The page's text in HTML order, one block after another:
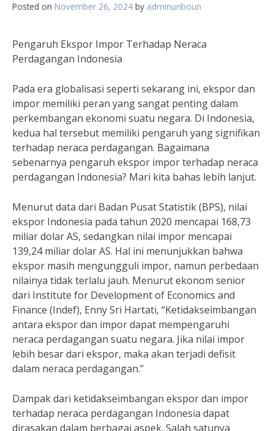
Posted on November 26, 2024 by adminunboun
Pengaruh Ekspor Impor Terhadap Neraca
Perdagangan Indonesia
Pada era globalisasi seperti sekarang ini, ekspor dan
impor memiliki peran yang sangat penting dalam
perkembangan ekonomi suatu negara. Di Indonesia,
kedua hal tersebut memiliki pengaruh yang signifikan
terhadap neraca perdagangan. Bagaimana
sebenarnya pengaruh ekspor impor terhadap neraca
perdagangan Indonesia? Mari kita bahas lebih lanjut.
Menurut data dari Badan Pusat Statistik (BPS), nilai
ekspor Indonesia pada tahun 2020 mencapai 168,73
miliar dolar AS, sedangkan nilai impor mencapai
139,24 miliar dolar AS. Hal ini menunjukkan bahwa
ekspor masih mengungguli impor, namun perbedaan
nilainya tidak terlalu jauh. Menurut ekonom senior
dari Institute for Development of Economics and
Finance (Indef), Enny Sri Hartati, “Ketidakseimbangan
antara ekspor dan impor dapat mempengaruhi
neraca perdagangan suatu negara. Jika nilai impor
lebih besar dari ekspor, maka akan terjadi defisit
dalam neraca perdagangan.”
Dampak dari ketidakseimbangan ekspor dan impor
terhadap neraca perdagangan Indonesia dapat
dirasakan dalam berbagai aspek. Salah satunya